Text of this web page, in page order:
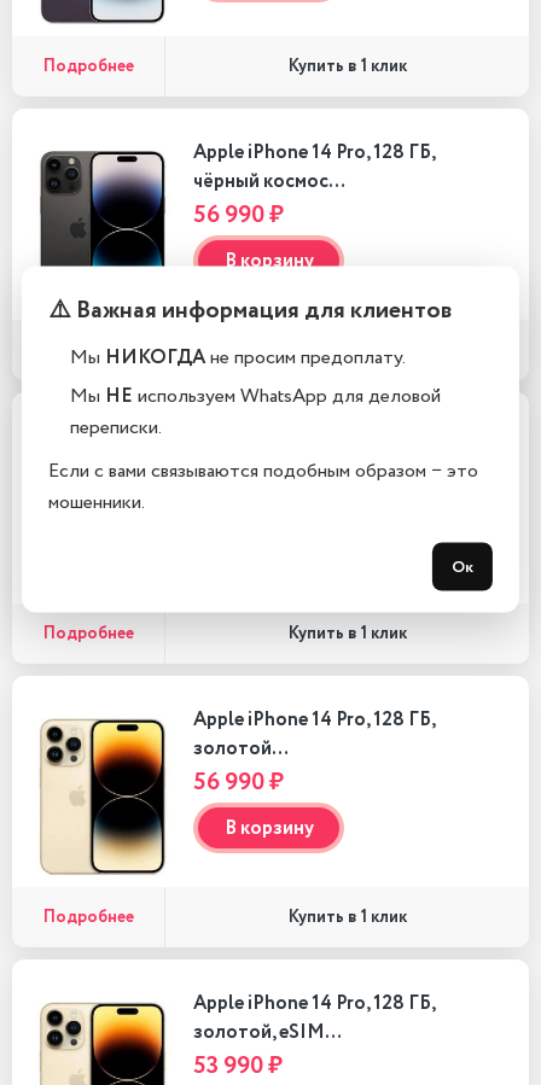
Подробнее Купить в 1 клик
Apple iPhone 14 Pro, 128 ГБ,
чёрный космос…
56 990 ₽
В корзину
Подробнее Купить в 1 клик
чёрный космос, eSIM…
Подробнее Купить в 1 клик
Apple iPhone 14 Pro, 128 ГБ,
золотой…
56 990 ₽
В корзину
Подробнее Купить в 1 клик
Apple iPhone 14 Pro, 128 ГБ,
золотой, eSIM…
53 990 ₽
⚠️ Важная информация для клиентов
Мы НИКОГДАне просим предоплату.
Мы НЕ используем WhatsApp для деловой
переписки.
Если с вами связываются подобным образом − это
мошенники.
Ок